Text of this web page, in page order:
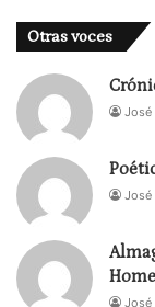
Otras voces
José
José
José